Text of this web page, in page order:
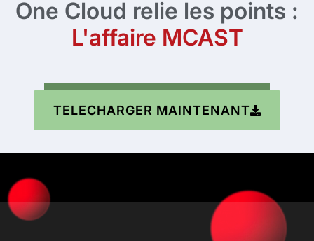
One Cloud relie les points :
L'affaire MCAST
TELECHARGER MAINTENANT